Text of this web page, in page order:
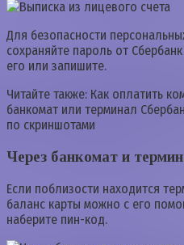
Для безопасности
сохраняйте пароль от
его или запишите.
Читайте также: Как оплатить
банкомат или терминал
по скриншотами
Через банкомат и
Если поблизости находится
баланс карты можно с его
наберите пин-код.